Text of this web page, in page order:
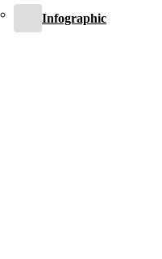
Infographic